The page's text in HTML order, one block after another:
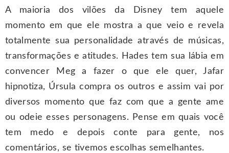
A maioria dos vilões da Disney tem aquele
momento em que ele mostra a que veio e revela
totalmente sua personalidade através de músicas,
transformações e atitudes. Hades tem sua lábia em
convencer Meg a fazer o que ele quer, Jafar
hipnotiza, Úrsula compra os outros e assim vai por
diversos momento que faz com que a gente ame
ou odeie esses personagens. Pense em quais você
tem medo e depois conte para gente, nos
comentários, se tivemos escolhas semelhantes.